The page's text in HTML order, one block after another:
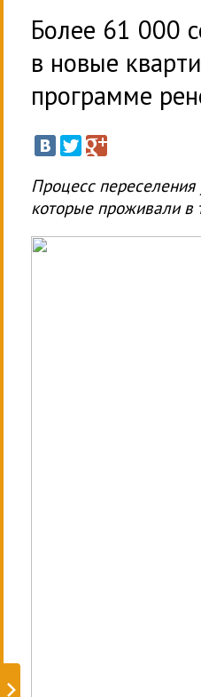
Более 61 000
в новые
программе
Процесс
которые проживали в